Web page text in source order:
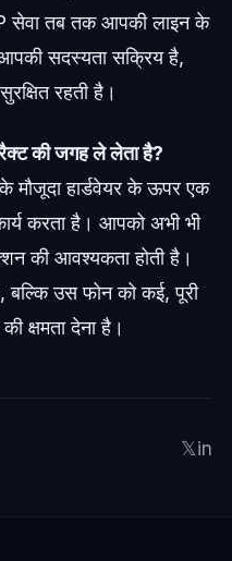
सेवा तब तक आपकी लाइन के
आपकी सदस्यता सक्रिय है,
रहती है।
की जगह ले लेता है?
हार्डवेयर के ऊपर एक
करता है। आपको अभी भी
की आवश्यकता होती है।
बल्कि उस फोन को कई, पूरी
क्षमता देना है।
𝕏in